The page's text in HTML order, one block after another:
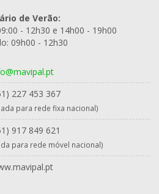
de Verão:
- 12h30 e 14h00 - 19h00
09h00 - 12h30
227 453 367
para rede fixa nacional)
917 849 621
para rede móvel nacional)